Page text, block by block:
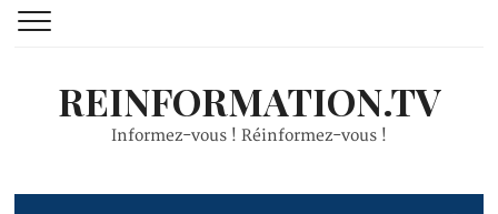
REINFORMATION.TV
Informez-vous ! Réinformez-vous !